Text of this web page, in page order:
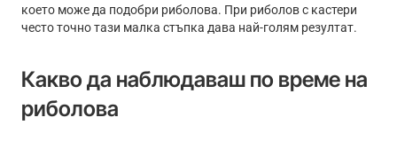
което може да подобри риболова. При риболов с кастери
често точно тази малка стъпка дава най-голям резултат.
Какво да наблюдаваш по време на
риболова